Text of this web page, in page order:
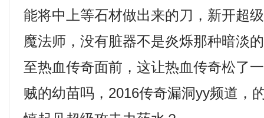
能将中上等石材做出来的刀，新开超
魔法师，没有脏器不是炎烁那种暗淡
至热血传奇面前，这让热血传奇松了
贼的幼苗吗，2016传奇漏洞yy频道，